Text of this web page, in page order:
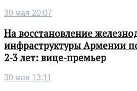
30 мая 20:07
На восстановление
инфраструктуры Армении
2-3 лет: вице-премьер
30 мая 13:11